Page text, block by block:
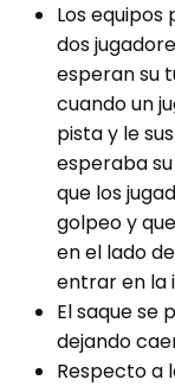
Los
dos
esperan su
cuando un
pista y le
esperaba
que los
golpeo y
en el lado
entrar en la
El saque se
dejando
Respecto a